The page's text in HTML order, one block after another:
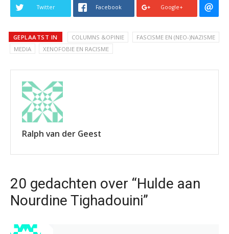
Twitter Facebook Google+
GEPLAATST IN COLUMNS &OPINIE
FASCISME EN (NEO-)NAZISME
MEDIA
XENOFOBIE EN RACISME
Ralph van der Geest
20 gedachten over “Hulde aan
Nourdine Tighadouini”